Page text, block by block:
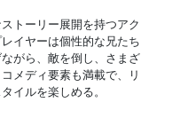
トーリー展開を持つアク
イヤーは個性的な兄たち
がら、敵を倒し、さまざ
メディ要素も満載で、リ
イルを楽しめる。